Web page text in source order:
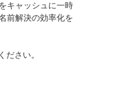
キャッシュに一時
前解決の効率化を
ださい。